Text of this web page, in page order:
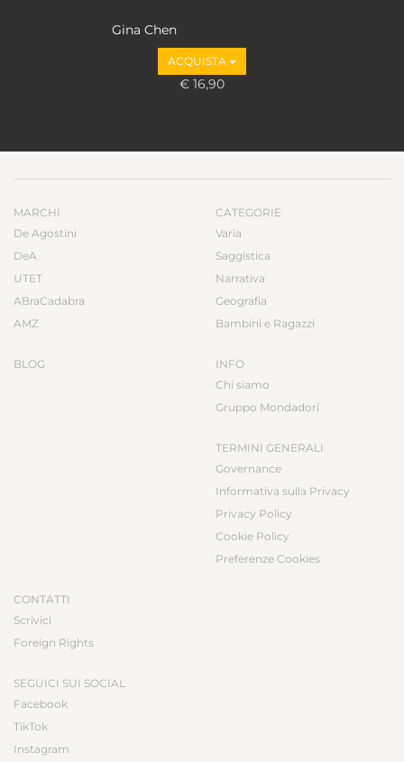
Gina Chen
ACQUISTA
€ 16,90
MARCHI
De Agostini
DeA
UTET
ABraCadabra
AMZ
BLOG
CATEGORIE
Varia
Saggistica
Narrativa
Geografia
Bambini e Ragazzi
INFO
Chi siamo
Gruppo Mondadori
TERMINI GENERALI
Governance
Informativa sulla Privacy
Privacy Policy
Cookie Policy
Preferenze Cookies
CONTATTI
Scrivici
Foreign Rights
SEGUICI SUI SOCIAL
Facebook
TikTok
Instagram